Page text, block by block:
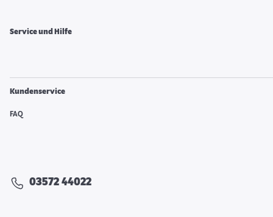
Service und Hilfe
Kundenservice
FAQ
03572 44022